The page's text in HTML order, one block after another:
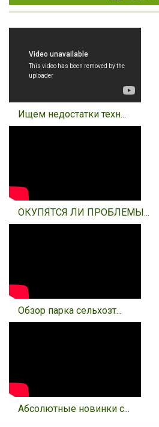
Ищем недостатки техн...
ОКУПЯТСЯ ЛИ ПРОБЛЕМЫ...
Обзор парка сельхозт...
Абсолютные новинки с...